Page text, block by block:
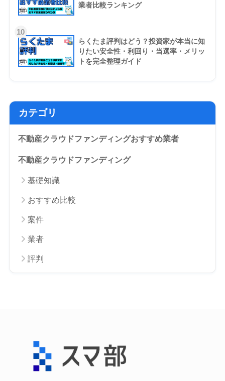
業者比較ランキング
10
らくたま評判はどう？投資家が本当に知
りたい安全性・利回り・当選率・メリッ
トを完全整理ガイド
カテゴリ
不動産クラウドファンディングおすすめ業者
不動産クラウドファンディング
基礎知識
おすすめ比較
案件
業者
評判